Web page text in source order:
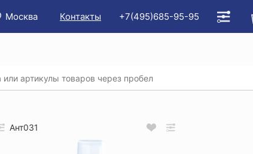
Москва Контакты +7(495)685-95-95
Ант031